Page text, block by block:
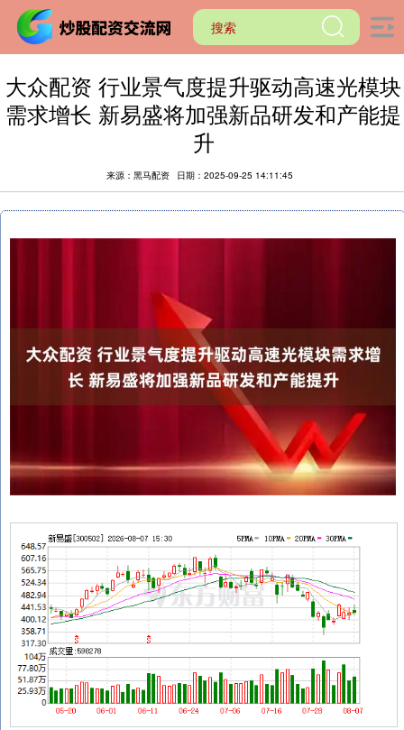
大众配资 行业景气度提升驱动高速光模块
需求增长 新易盛将加强新品研发和产能提
升
来源：黑马配资 日期：2025-09-25 14:11:45